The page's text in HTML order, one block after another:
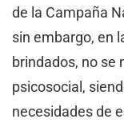
de la Campaña
sin embargo, en
brindados, no se
psicosocial,
necesidades de